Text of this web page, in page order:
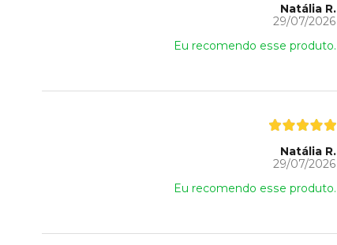
Natália R.
29/07/2026
Eu recomendo esse produto.
Natália R.
29/07/2026
Eu recomendo esse produto.